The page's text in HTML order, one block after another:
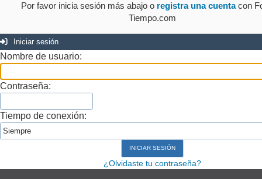
Por favor inicia sesión más abajo o registra una cuentacon
Tiempo.com
Iniciar sesión
Nombre de usuario:
Contraseña:
Tiempo de conexión:
¿Olvidaste tu contraseña?